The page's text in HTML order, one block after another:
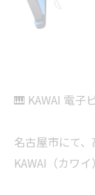
🎹 KAWAI 電子
名古屋市にて
KAWAI（カワ